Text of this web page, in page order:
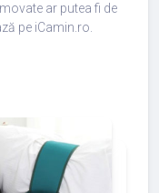
ar putea fi de
pe iCamin.ro.